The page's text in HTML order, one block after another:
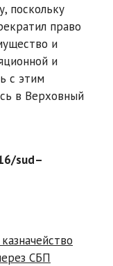
поскольку
право
и
и
с этим
в Верховный
sud–
СБП